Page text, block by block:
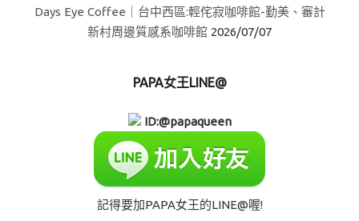
Days Eye Coffee｜台中西區:輕侘寂咖啡館-勤美、審計
新村周邊質感系咖啡館 2026/07/07
PAPA女王LINE@
ID:@papaqueen
記得要加PAPA女王的LINE@喔!